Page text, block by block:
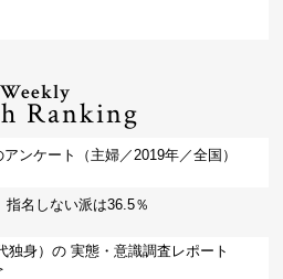
Weekly
Ranking
ンケート（主婦／2019年／全国）
名しない派は36.5％
独身）の 実態・意識調査レポート